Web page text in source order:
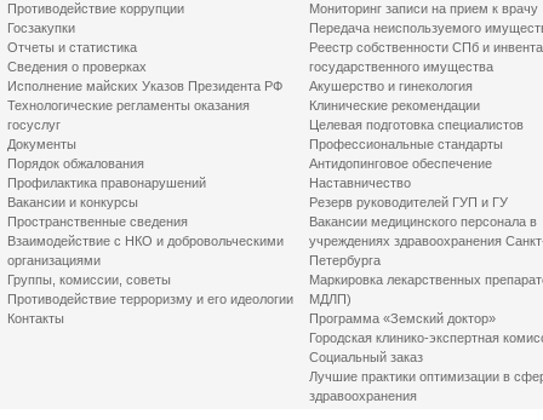
Противодействие коррупции
Госзакупки
Отчеты и статистика
Сведения о проверках
Исполнение майских Указов Президента РФ
Технологические регламенты оказания
госуслуг
Документы
Порядок обжалования
Профилактика правонарушений
Вакансии и конкурсы
Пространственные сведения
Взаимодействие с НКО и добровольческими
организациями
Группы, комиссии, советы
Противодействие терроризму и его идеологии
Контакты
Мониторинг записи на прием к врачу
Передача неиспользуемого
Реестр собственности СПб и
государственного имущества
Акушерство и гинекология
Клинические рекомендации
Целевая подготовка специалистов
Профессиональные стандарты
Антидопинговое обеспечение
Наставничество
Резерв руководителей ГУП и ГУ
Вакансии медицинского персонала в
учреждениях здравоохранения
Петербурга
Маркировка лекарственных
МДЛП)
Программа «Земский доктор»
Городская клинико-экспертная
Социальный заказ
Лучшие практики оптимизации в
здравоохранения